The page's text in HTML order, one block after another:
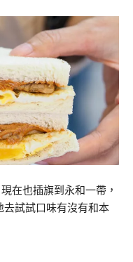
在也插旗到永和一帶，
去試試口味有沒有和本